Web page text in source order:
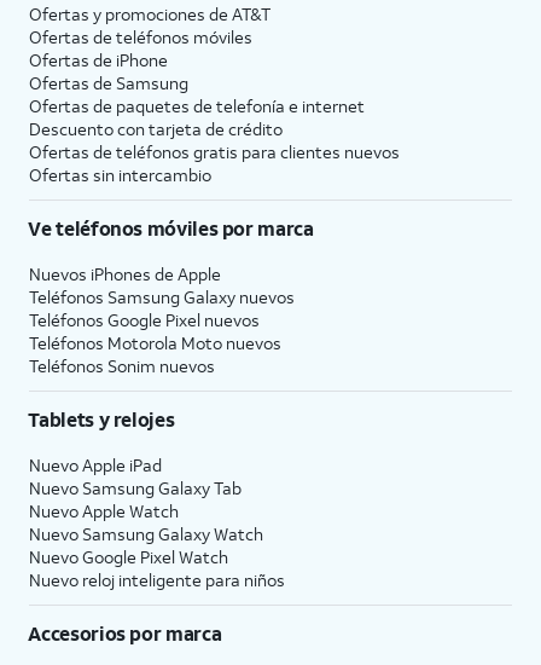
Ofertas y promociones de AT&T
Ofertas de teléfonos móviles
Ofertas de iPhone
Ofertas de Samsung
Ofertas de paquetes de telefonía e internet
Descuento con tarjeta de crédito
Ofertas de teléfonos gratis para clientes nuevos
Ofertas sin intercambio
Ve teléfonos móviles por marca
Nuevos iPhones de Apple
Teléfonos Samsung Galaxy nuevos
Teléfonos Google Pixel nuevos
Teléfonos Motorola Moto nuevos
Teléfonos Sonim nuevos
Tablets y relojes
Nuevo Apple iPad
Nuevo Samsung Galaxy Tab
Nuevo Apple Watch
Nuevo Samsung Galaxy Watch
Nuevo Google Pixel Watch
Nuevo reloj inteligente para niños
Accesorios por marca